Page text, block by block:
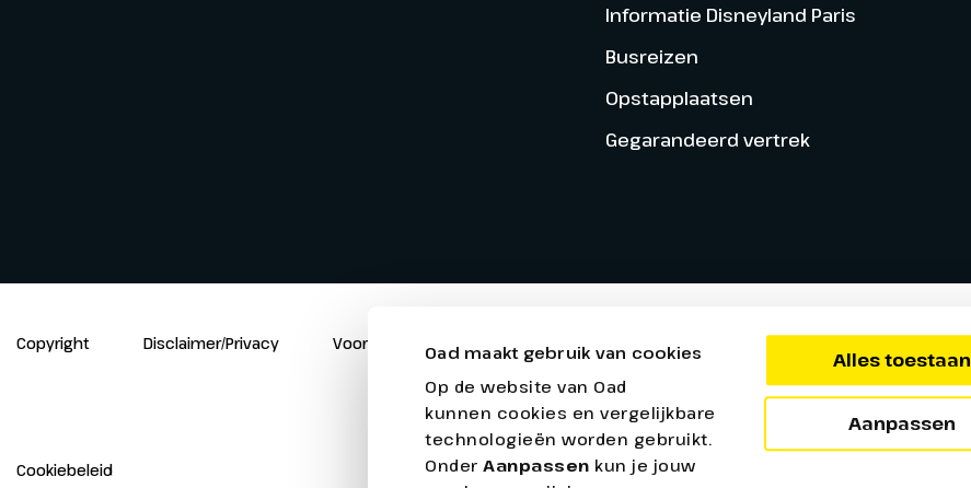
Oad maakt gebruik van cookies
Op de website van Oad
kunnen cookies en vergelijkbare
technologieën worden gebruikt.
OnderAanpassen kun je jouw
Alles toestaan
Aanpassen
Informatie Disneyland Paris
Busreizen
Opstapplaatsen
Gegarandeerd vertrek
Copyright Disclaimer/Privacy Voorwaarden
Cookiebeleid